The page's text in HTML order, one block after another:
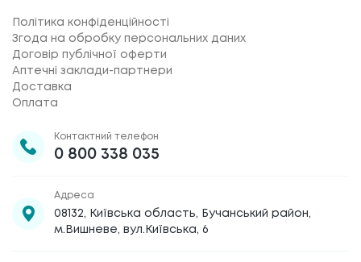
Політика конфіденційності
Згода на обробку персональних даних
Договір публічної оферти
Аптечні заклади-партнери
Доставка
Оплата
Контактний телефон
0 800 338 035
Адреса
08132, Київська область, Бучанський район,
м.Вишневе, вул.Київська, 6